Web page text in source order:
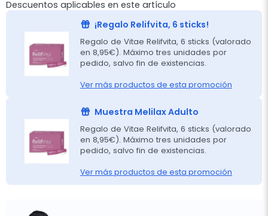
Descuentos aplicables en este artículo
¡Regalo Relifvita, 6 sticks!
Regalo de Vitae Relifvita, 6 sticks (valorado
en 8,95€). Máximo tres unidades por
pedido, salvo fin de existencias.
Ver más productos de esta promoción
Muestra Melilax Adulto
Regalo de Vitae Relifvita, 6 sticks (valorado
en 8,95€). Máximo tres unidades por
pedido, salvo fin de existencias.
Ver más productos de esta promoción